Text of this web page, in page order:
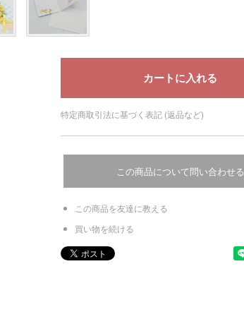
特定商取引法に基づく表記 (返品など)
この商品について問い合わせる
この商品を友達に教える
買い物を続ける